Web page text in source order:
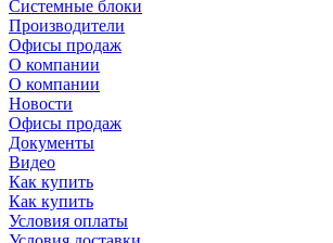
Системные блоки
Производители
Офисы продаж
О компании
О компании
Новости
Офисы продаж
Документы
Видео
Как купить
Как купить
Условия оплаты